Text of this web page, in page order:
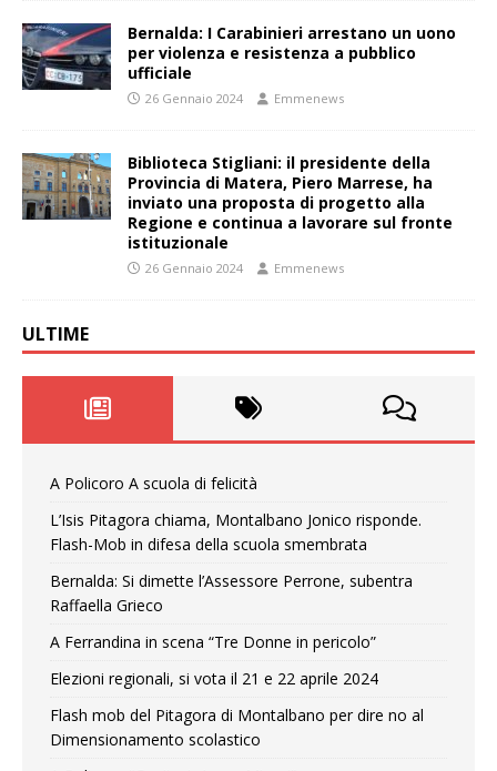
Bernalda: I Carabinieri arrestano un uono
per violenza e resistenza a pubblico
ufficiale
26 Gennaio 2024 Emmenews
Biblioteca Stigliani: il presidente della
Provincia di Matera, Piero Marrese, ha
inviato una proposta di progetto alla
Regione e continua a lavorare sul fronte
istituzionale
26 Gennaio 2024 Emmenews
ULTIME
A Policoro A scuola di felicità
L’Isis Pitagora chiama, Montalbano Jonico risponde.
Flash-Mob in difesa della scuola smembrata
Bernalda: Si dimette l’Assessore Perrone, subentra
Raffaella Grieco
A Ferrandina in scena “Tre Donne in pericolo”
Elezioni regionali, si vota il 21 e 22 aprile 2024
Flash mob del Pitagora di Montalbano per dire no al
Dimensionamento scolastico